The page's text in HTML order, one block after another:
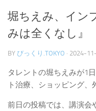
堀ちえみ、イン
みは全くなし』
BY びっくり.TOKYO · 2024-
タレントの堀ちえみが1
ト治療、ショッピング、
前日の投稿では、講演会